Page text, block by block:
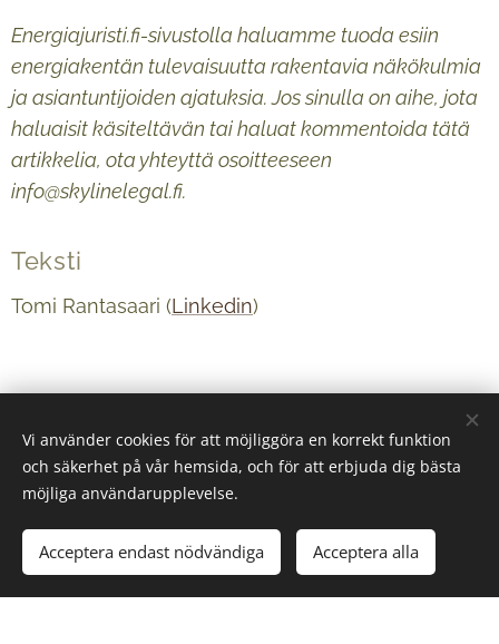
Energiajuristi.fi-sivustolla haluamme tuoda esiin
energiakentän tulevaisuutta rakentavia näkökulmia
ja asiantuntijoiden ajatuksia. Jos sinulla on aihe, jota
haluaisit käsiteltävän tai haluat kommentoida tätä
artikkelia, ota yhteyttä osoitteeseen
info@skylinelegal.fi.
Teksti
Tomi Rantasaari (Linkedin)
© 2024 Kaikki oikeudet pidätetään
Copyright Skyline Legal Oy 2026 Cookies
Vi använder cookies för att möjliggöra en korrekt funktion
och säkerhet på vår hemsida, och för att erbjuda dig bästa
möjliga användarupplevelse.
Acceptera endast nödvändiga Acceptera alla